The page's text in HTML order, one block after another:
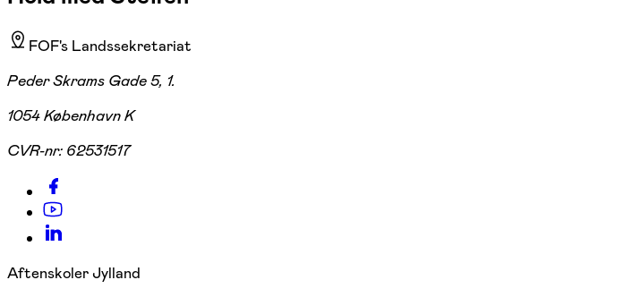
FOF's Landssekretariat
Peder Skrams Gade 5, 1.
1054 København K
CVR-nr: 62531517
Aftenskoler Jylland